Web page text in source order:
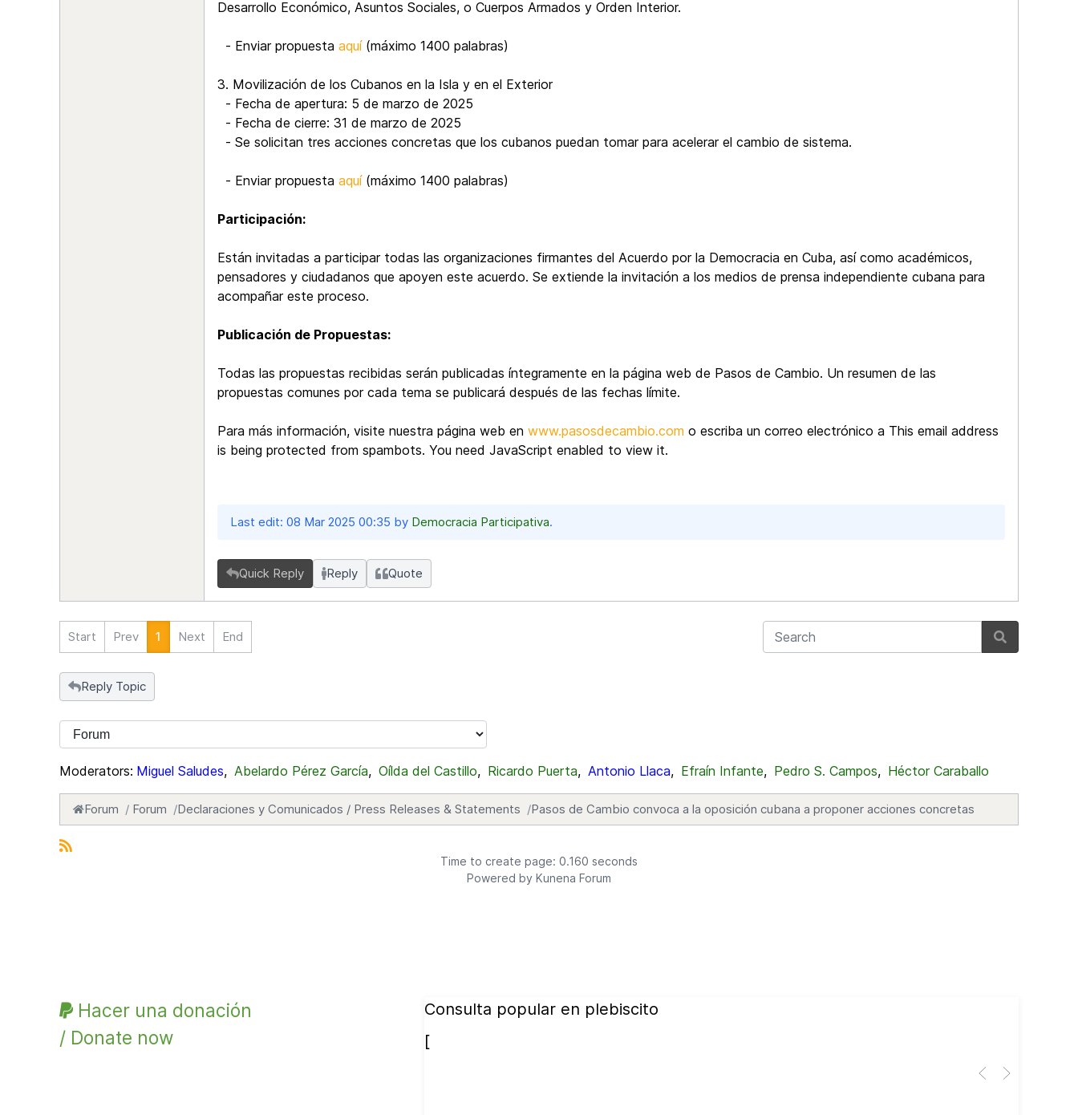
Desarrollo Económico, Asuntos Sociales, o Cuerpos Armados y Orden Interior.
- Enviar propuesta aquí(máximo 1400 palabras)
3. Movilización de los Cubanos en la Isla y en el Exterior
- Fecha de apertura: 5 de marzo de 2025
- Fecha de cierre: 31 de marzo de 2025
- Se solicitan tres acciones concretas que los cubanos puedan tomar para acelerar el cambio de sistema.
- Enviar propuesta aquí(máximo 1400 palabras)
Participación:
Están invitadas a participar todas las organizaciones firmantes del Acuerdo por la Democracia en Cuba, así como académicos,
pensadores y ciudadanos que apoyen este acuerdo. Se extiende la invitación a los medios de prensa independiente cubana para
acompañar este proceso.
Publicación de Propuestas:
Todas las propuestas recibidas serán publicadas íntegramente en la página web de Pasos de Cambio. Un resumen de las
propuestas comunes por cada tema se publicará después de las fechas límite.
Para más información, visite nuestra página web en www.pasosdecambio.com o escriba un correo electrónico a This email address
is being protected from spambots. You need JavaScript enabled to view it.
Last edit: 08 Mar 2025 00:35 by Democracia Participativa.
Quick Reply Reply Quote
Start Prev 1 Next End
Reply Topic
Moderators: Miguel Saludes, Abelardo Pérez García, Oílda del Castillo, Ricardo Puerta, Antonio Llaca, Efraín Infante, Pedro S. Campos, Héctor Caraballo
Forum Forum Declaraciones y Comunicados / Press Releases & Statements Pasos de Cambio convoca a la oposición cubana a proponer acciones concretas
Time to create page: 0.160 seconds
Powered by Kunena Forum
Hacer una donación
/ Donate now
Consulta popular en plebiscito
[